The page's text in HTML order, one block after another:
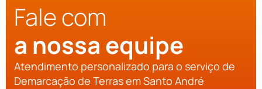
Fale com
a nossa equipe
Atendimento personalizado para o serviço de
Demarcação de Terras em Santo André